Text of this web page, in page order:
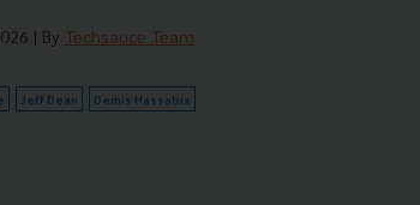
| By Techsauce Team
Jeff Dean Demis Hassabis